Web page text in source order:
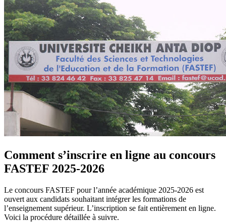
Comment s’inscrire en ligne au concours
FASTEF 2025-2026
Le concours FASTEF pour l’année académique 2025-2026 est
ouvert aux candidats souhaitant intégrer les formations de
l’enseignement supérieur. L’inscription se fait entièrement en ligne.
Voici la procédure détaillée à suivre.